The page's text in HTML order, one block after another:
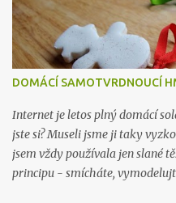
DOMÁCÍ SAMOTVRDNOUCÍ
Internet je letos plný domácí
jste si? Museli jsme ji taky
jsem vždy používala jen slané
principu - smícháte,